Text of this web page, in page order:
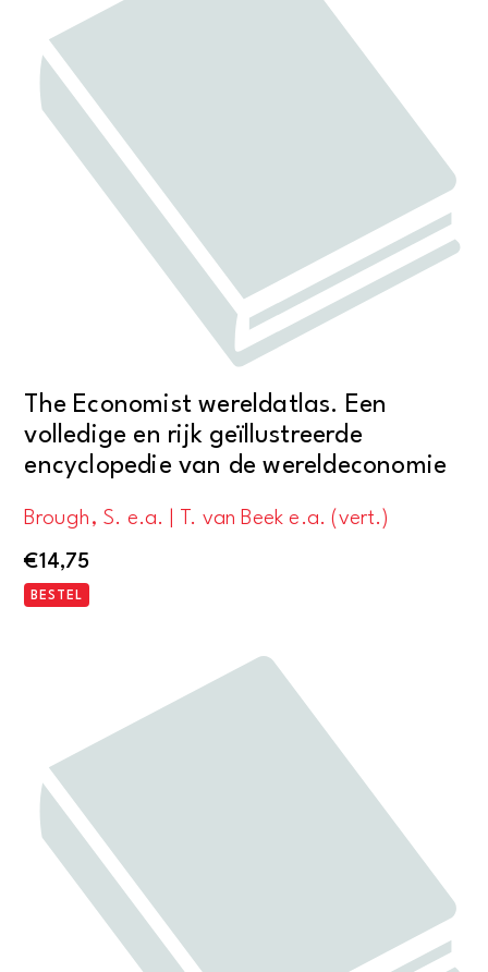
The Economist wereldatlas. Een
volledige en rijk geïllustreerde
encyclopedie van de wereldeconomie
Brough, S. e.a. | T. van Beek e.a. (vert.)
€14,75
BESTEL